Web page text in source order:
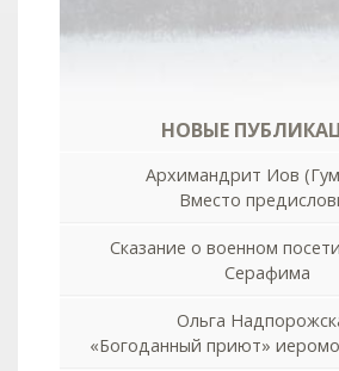
НОВЫЕ
Архимандрит Иов
Вместо
Сказание о военном
Серафима
Ольга
«Богоданный приют»